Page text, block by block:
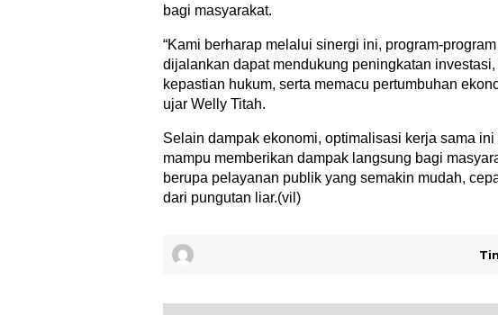
bagi masyarakat.
“Kami berharap melalui sinergi ini, program-
dijalankan dapat mendukung peningkatan
kepastian hukum, serta memacu pertumbuhan
ujar Welly Titah.
​Selain dampak ekonomi, optimalisasi kerja sama ini
mampu memberikan dampak langsung bagi
berupa pelayanan publik yang semakin mudah,
dari pungutan liar.(vil)